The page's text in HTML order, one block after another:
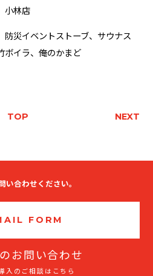
林店
防災イベントストーブ、サウナス
ボイラ、俺のかまど
TOP NEXT
い合わせください。
FORM
お問い合わせ
入のご相談はこちら